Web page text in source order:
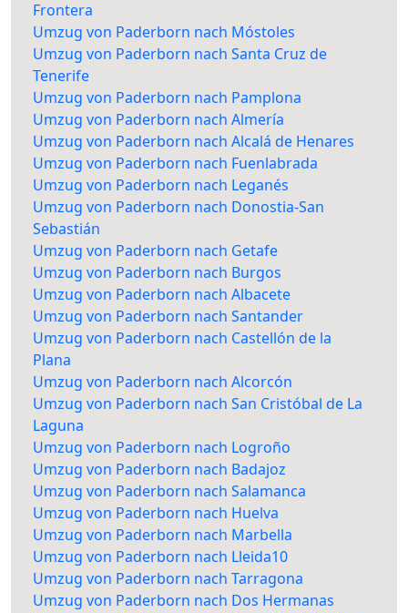
Frontera
Umzug von Paderborn nach Móstoles
Umzug von Paderborn nach Santa Cruz de
Tenerife
Umzug von Paderborn nach Pamplona
Umzug von Paderborn nach Almería
Umzug von Paderborn nach Alcalá de Henares
Umzug von Paderborn nach Fuenlabrada
Umzug von Paderborn nach Leganés
Umzug von Paderborn nach Donostia-San
Sebastián
Umzug von Paderborn nach Getafe
Umzug von Paderborn nach Burgos
Umzug von Paderborn nach Albacete
Umzug von Paderborn nach Santander
Umzug von Paderborn nach Castellón de la
Plana
Umzug von Paderborn nach Alcorcón
Umzug von Paderborn nach San Cristóbal de La
Laguna
Umzug von Paderborn nach Logroño
Umzug von Paderborn nach Badajoz
Umzug von Paderborn nach Salamanca
Umzug von Paderborn nach Huelva
Umzug von Paderborn nach Marbella
Umzug von Paderborn nach Lleida10
Umzug von Paderborn nach Tarragona
Umzug von Paderborn nach Dos Hermanas